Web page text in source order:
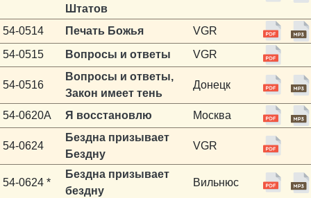
Штатов
54-0514 Печать Божья
VGR
54-0515
Вопросы и ответы VGR
54-0516
Вопросы и ответы,
Закон имеет тень
Донецк
54-0620A Я восстановлю Москва
54-0624
Бездна призывает
Бездну
VGR
54-0624 *
Бездна призывает
бездну
Вильнюс